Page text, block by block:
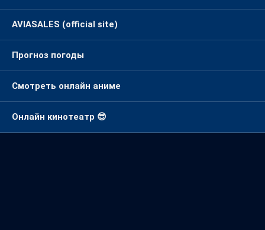
AVIASALES (official site)
Прогноз погоды
Смотреть онлайн аниме
Онлайн кинотеатр 😎